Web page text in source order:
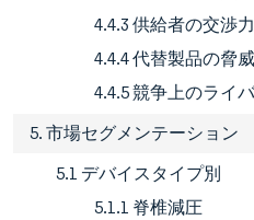
4.4.3 供給者の交渉力
4.4.4 代替製品の脅威
4.4.5 競争上のライ
5. 市場セグメンテーション
5.1 デバイスタイプ別
5.1.1 脊椎減圧